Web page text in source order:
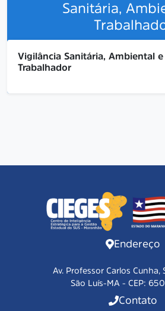
Sanitária,
Vigilância Sanitária, Ambiental e
Trabalhador
Endereço
Av. Professor Carlos Cunha,
São Luís-MA - CEP:
Contato